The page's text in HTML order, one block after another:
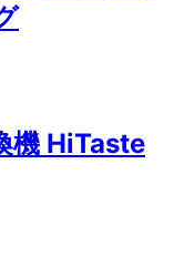
機 HiTaste